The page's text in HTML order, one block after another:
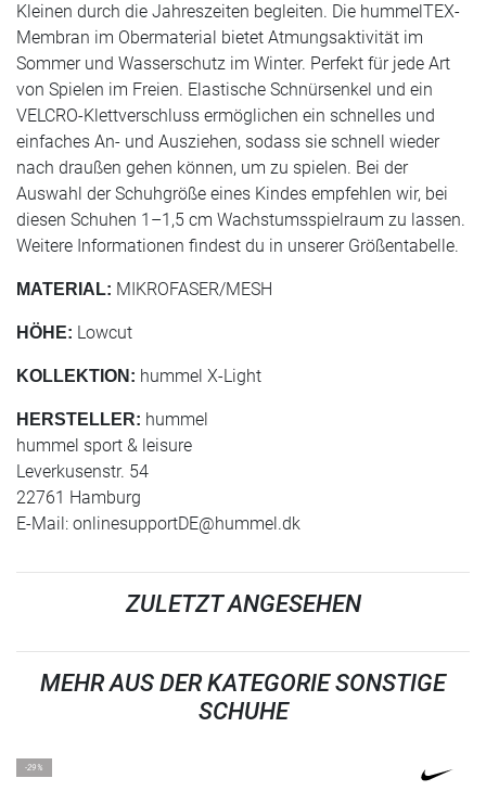
Kleinen durch die Jahreszeiten begleiten. Die hummelTEX-
Membran im Obermaterial bietet Atmungsaktivität im
Sommer und Wasserschutz im Winter. Perfekt für jede Art
von Spielen im Freien. Elastische Schnürsenkel und ein
VELCRO-Klettverschluss ermöglichen ein schnelles und
einfaches An- und Ausziehen, sodass sie schnell wieder
nach draußen gehen können, um zu spielen. Bei der
Auswahl der Schuhgröße eines Kindes empfehlen wir, bei
diesen Schuhen 1–1,5 cm Wachstumsspielraum zu lassen.
Weitere Informationen findest du in unserer Größentabelle.
MATERIAL: MIKROFASER/MESH
HÖHE: Lowcut
KOLLEKTION: hummel X-Light
HERSTELLER: hummel
hummel sport & leisure
Leverkusenstr. 54
22761 Hamburg
E-Mail: onlinesupportDE@hummel.dk
ZULETZT ANGESEHEN
MEHR AUS DER KATEGORIE SONSTIGE
SCHUHE
-29%